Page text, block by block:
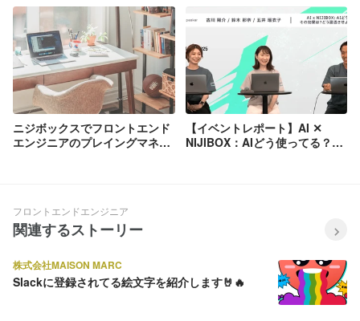
幅広く手掛ける為に~
ニジボックスでフロントエンド
エンジニアのプレイングマネジ
【イベントレポート】AI ✕
NIJIBOX：AIどう使ってる？そ
フロントエンドエンジニア
関連するストーリー
株式会社MAISON MARC
Slackに登録されてる絵文字を紹介します🤘🔥